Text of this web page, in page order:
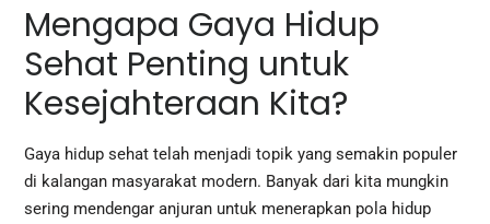
Mengapa Gaya Hidup
Sehat Penting untuk
Kesejahteraan Kita?
Gaya hidup sehat telah menjadi topik yang semakin populer
di kalangan masyarakat modern. Banyak dari kita mungkin
sering mendengar anjuran untuk menerapkan pola hidup